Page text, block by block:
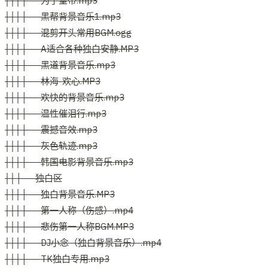
│││├──黑帮背景音乐1.mp3
│││├──混剪开头常用BGM.ogg
│││├──A适合各种独白安静.MP3
│││├──黑道背景音乐.mp3
│││├──林海-欢心.MP3
│││├──欢快的背景音乐.mp3
│││├──温性催泪行.mp3
│││├──震撼音效.mp3
│││├──灰色轨迹.mp3
│││├──韩国电影背景音乐.mp3
││├──独白区
│││├──独白背景音乐.MP3
│││├──第一人称（伤感）.mp4
│││├──悲伤第一人称BGM.MP3
│││├──DJ小念（独白背景音乐）.mp4
│││├──TK独白专用.mp3